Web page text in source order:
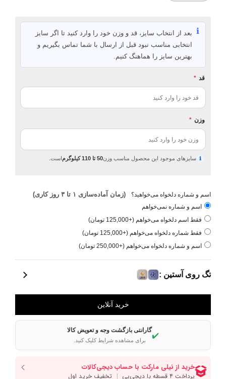
ℹ️ بعد از انتخاب سایز، قد و وزن خود را وارد کنید تا اگر سایز
انتخابی مناسب نبود قبل از ارسال با شما تماس بگیریم و
بهترین سایز را هماهنگ کنیم.
قد *
وزن *
ℹ سایزهای موجود این محصول مناسب وزن50 تا 110 کیلوگرم است.
اسم و شماره دلخواه می‌خواهید؟ (زمان آماده‌سازی ۱ تا ۳ روز کاری)
اسم و شماره نمی‌خواهم
فقط اسم دلخواه می‌خواهم (+125,000 تومان)
فقط شماره دلخواه می‌خواهم (+125,000 تومان)
اسم و شماره دلخواه می‌خواهم (+250,000 تومان)
تگ روی آستین :
✔️
گارانتی بازگشت وجه و تعویض کالا
برای مشاهده شرایط کلیک کنید.